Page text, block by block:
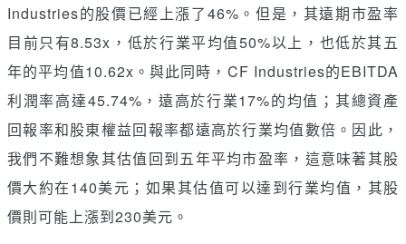
Industries的股價已經上漲了46%。但是，其遠期市盈率
目前只有8.53x，低於行業平均值50%以上，也低於其五
年的平均值10.62x。與此同時，CF Industries的EBITDA
利潤率高達45.74%，遠高於行業17%的均值；其總資產
回報率和股東權益回報率都遠高於行業均值數倍。因此，
我們不難想象其估值回到五年平均市盈率，這意味著其股
價大約在140美元；如果其估值可以達到行業均值，其股
價則可能上漲到230美元。